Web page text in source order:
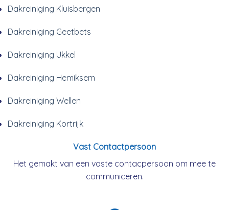
Dakreiniging Kluisbergen
Dakreiniging Geetbets
Dakreiniging Ukkel
Dakreiniging Hemiksem
Dakreiniging Wellen
Dakreiniging Kortrijk
Vast Contactpersoon
Het gemakt van een vaste contacpersoon om mee te
communiceren.